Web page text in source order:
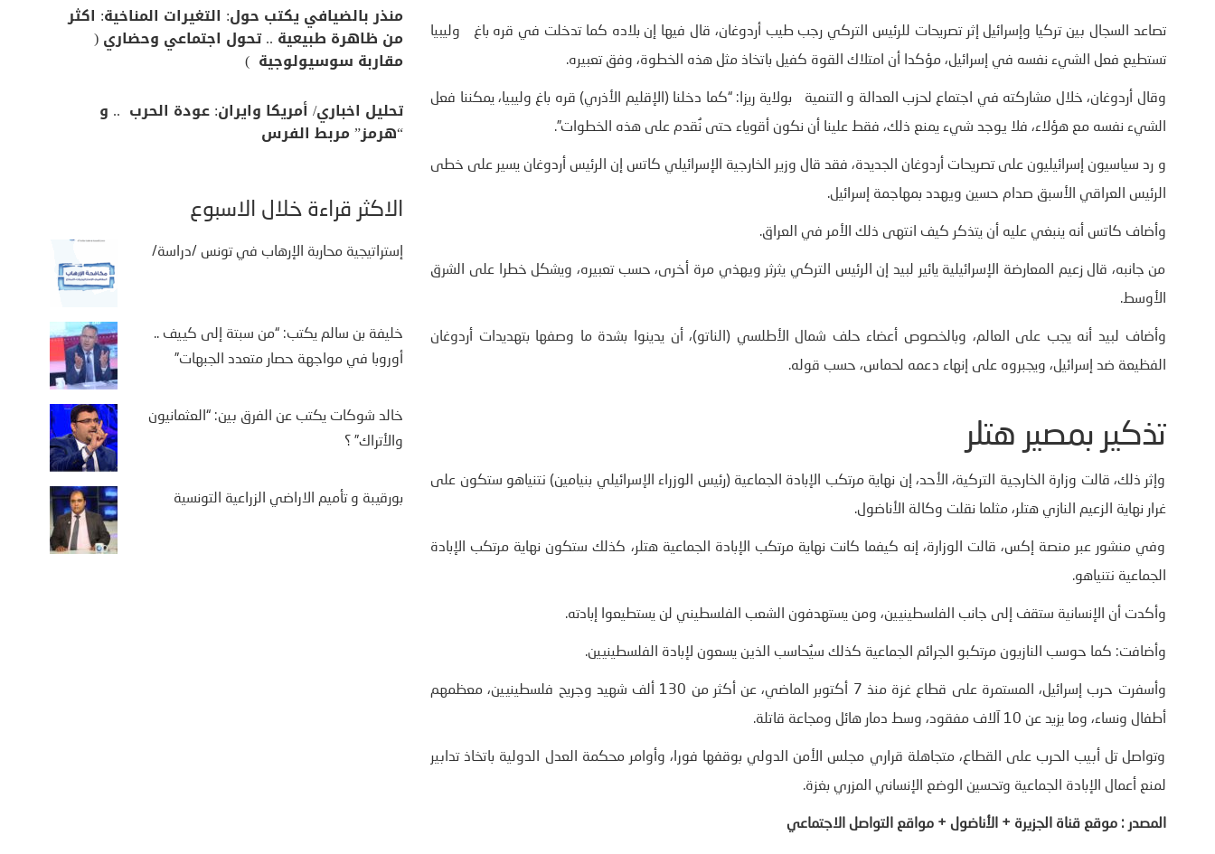
تصاعد السجال بين تركيا وإسرائيل إثر تصريحات للرئيس التركي رجب طيب أردوغان، قال فيها إن بلاده كما تدخلت في قره باغ وليبيا
تستطيع فعل الشيء نفسه في إسرائيل، مؤكدا أن امتلاك القوة كفيل باتخاذ مثل هذه الخطوة، وفق تعبيره.
وقال أردوغان، خلال مشاركته في اجتماع لحزب العدالة و التنمية بولاية ريزا: “كما دخلنا (الإقليم الأذري) قره باغ وليبيا، يمكننا فعل
الشيء نفسه مع هؤلاء، فلا يوجد شيء يمنع ذلك، فقط علينا أن نكون أقوياء حتى نُقدم على هذه الخطوات”.
و رد سياسيون إسرائيليون على تصريحات أردوغان الجديدة، فقد قال وزير الخارجية الإسرائيلي كاتس إن الرئيس أردوغان يسير على خطى
الرئيس العراقي الأسبق صدام حسين ويهدد بمهاجمة إسرائيل.
وأضاف كاتس أنه ينبغي عليه أن يتذكر كيف انتهى ذلك الأمر في العراق.
من جانبه، قال زعيم المعارضة الإسرائيلية يائير لبيد إن الرئيس التركي يثرثر ويهذي مرة أخرى، حسب تعبيره، ويشكل خطرا على الشرق
الأوسط.
وأضاف لبيد أنه يجب على العالم، وبالخصوص أعضاء حلف شمال الأطلسي (الناتو)، أن يدينوا بشدة ما وصفها بتهديدات أردوغان
الفظيعة ضد إسرائيل، ويجبروه على إنهاء دعمه لحماس، حسب قوله.
تذكير بمصير هتلر
وإثر ذلك، قالت وزارة الخارجية التركية، الأحد، إن نهاية مرتكب الإبادة الجماعية (رئيس الوزراء الإسرائيلي بنيامين) نتنياهو ستكون على
غرار نهاية الزعيم النازي هتلر، مثلما نقلت وكالة الأناضول.
وفي منشور عبر منصة إكس، قالت الوزارة، إنه كيفما كانت نهاية مرتكب الإبادة الجماعية هتلر، كذلك ستكون نهاية مرتكب الإبادة
الجماعية نتنياهو.
وأكدت أن الإنسانية ستقف إلى جانب الفلسطينيين، ومن يستهدفون الشعب الفلسطيني لن يستطيعوا إبادته.
وأضافت: كما حوسب النازيون مرتكبو الجرائم الجماعية كذلك سيُحاسب الذين يسعون لإبادة الفلسطينيين.
وأسفرت حرب إسرائيل، المستمرة على قطاع غزة منذ 7 أكتوبر الماضي، عن أكثر من 130 ألف شهيد وجريح فلسطينيين، معظمهم
أطفال ونساء، وما يزيد عن 10 آلاف مفقود، وسط دمار هائل ومجاعة قاتلة.
وتواصل تل أبيب الحرب على القطاع، متجاهلة قراري مجلس الأمن الدولي بوقفها فورا، وأوامر محكمة العدل الدولية باتخاذ تدابير
لمنع أعمال الإبادة الجماعية وتحسين الوضع الإنساني المزري بغزة.
المصدر :موقع قناة الجزيرة + الأناضول +مواقع التواصل الاجتماعي
منذر بالضيافي يكتب حول: التغيرات المناخية: اكثر
من ظاهرة طبيعية .. تحول اجتماعي وحضاري (
مقاربة سوسيولوجية )
تحليل اخباري/ أمريكا وايران: عودة الحرب .. و
“هرمز” مربط الفرس
الأكثر قراءة خلال الأسبوع
إستراتيجية محاربة الإرهاب في تونس /دراسة/
خليفة بن سالم يكتب: “من سبتة إلى كييف ..
أوروبا في مواجهة حصار متعدد الجبهات”
خالد شوكات يكتب عن الفرق بين: “العثمانيون
والأتراك” ؟
بورقيبة و تأميم الاراضي الزراعية التونسية